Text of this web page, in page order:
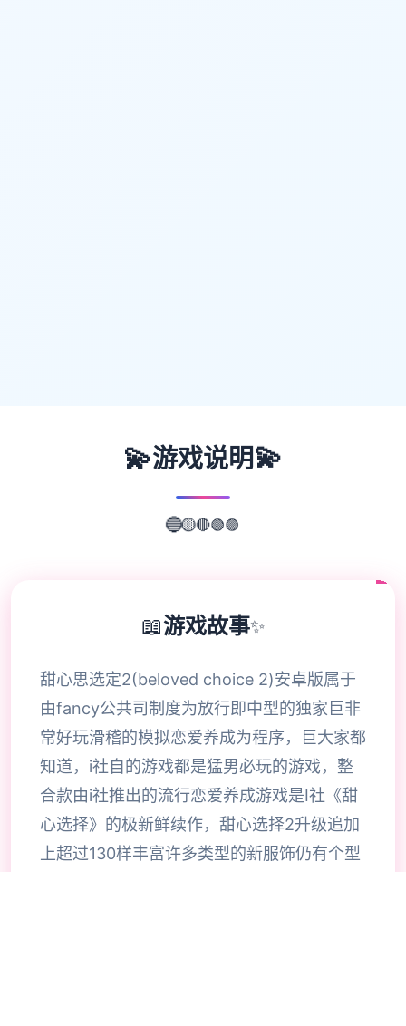
💫游戏说明💫
🔵🟡🔴🟢🟣
📖游戏故事✨
甜心思选定2(beloved choice 2)安卓版属于
由fancy公共司制度为放行即中型的独家巨非
常好玩滑稽的模拟恋爱养成为程序，巨大家都
知道，i社自的游戏都是猛男必玩的游戏，整
合款由i社推出的流行恋爱养成游戏是I社《甜
心选择》的极新鲜续作，甜心选择2升级追加
上超过130样丰富许多类型的新服饰仍有个型